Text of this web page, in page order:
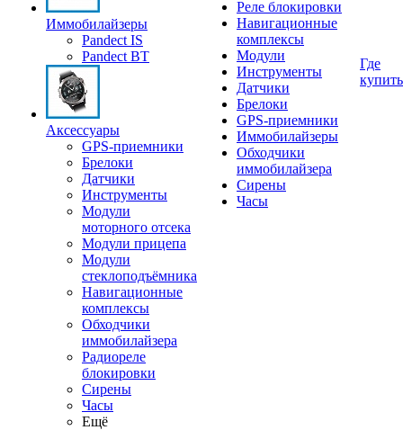
Иммобилайзеры
Pandect IS
Pandect BT
Аксессуары
GPS-приемники
Брелоки
Датчики
Инструменты
Модули
моторного отсека
Модули прицепа
Модули
стеклоподъёмника
Навигационные
комплексы
Обходчики
иммобилайзера
Радиореле
блокировки
Сирены
Часы
Ещё
Реле блокировки
Навигационные
комплексы
Модули
Инструменты
Датчики
Брелоки
GPS-приемники
Иммобилайзеры
Обходчики
иммобилайзера
Сирены
Часы
Где
купить